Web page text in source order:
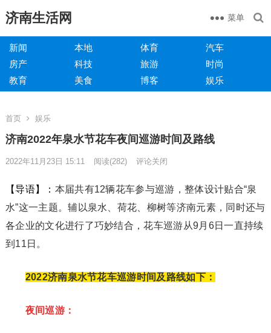
济南生活网 菜单
新闻 本地 体育
汽车
房产
科技 旅游
时尚
教育
美食 博客 娱乐
首页 娱乐
济南2022年泉水节花车夜间巡游时间及路线
2022年11月23日 15:11 阅读(282) 评论关闭
【导语】： 本届共有12辆花车参与巡游，整体设计贴合“泉
水”这一主题。辅以泉水、荷花、柳树等济南元素，同时还与
各企业的文化进行了巧妙结合，花车巡游从9月6日一直持续
到11日。
2022济南泉水节花车巡游时间及路线如下：
夜间巡游：